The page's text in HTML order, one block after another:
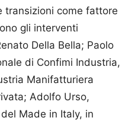
transizioni come fattore
gli interventi
Della Bella; Paolo
di Confimi Industria,
Manifatturiera
Adolfo Urso,
Made in Italy, in